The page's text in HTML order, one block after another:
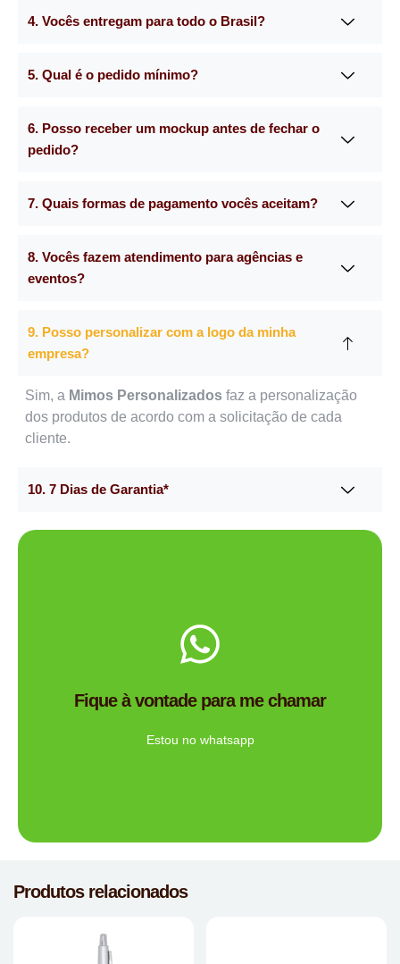
4. Vocês entregam para todo o Brasil?
5. Qual é o pedido mínimo?
6. Posso receber um mockup antes de fechar o
pedido?
7. Quais formas de pagamento vocês aceitam?
8. Vocês fazem atendimento para agências e
eventos?
9. Posso personalizar com a logo da minha
empresa?
Sim, a Mimos Personalizados faz a personalização
dos produtos de acordo com a solicitação de cada
cliente.
10. 7 Dias de Garantia*
Fique à vontade para me chamar
Estou no whatsapp
Ligue Agora!
Tem dúvidas se a Mimos Personalizado é a empresa
Me chama no WhatsApp.
Produtos relacionados